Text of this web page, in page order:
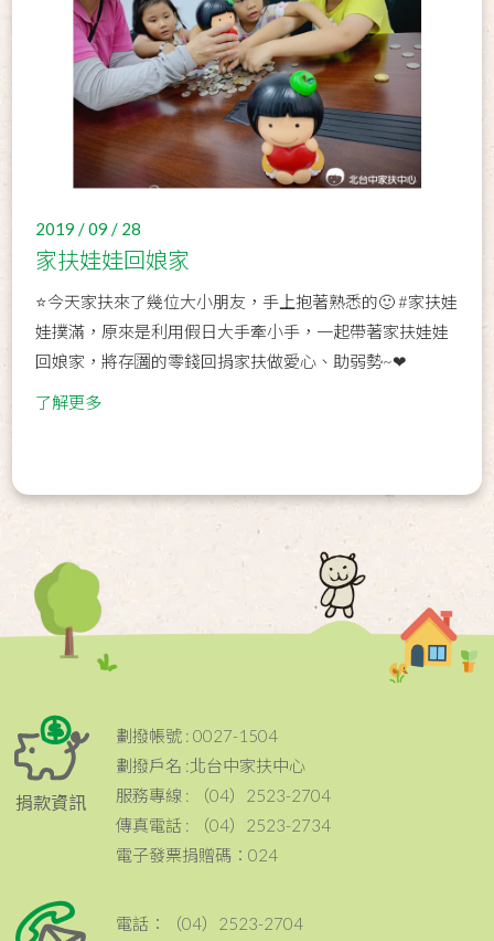
2019 / 09 / 28
家扶娃娃回娘家
⭐今天家扶來了幾位大小朋友，手上抱著熟悉的🙂 #家扶娃
娃撲滿，原來是利用假日大手牽小手，一起帶著家扶娃娃
回娘家，將存🈵的零錢回捐家扶做愛心、助弱勢~❤
了解更多
捐款資訊
劃撥帳號 : 0027-1504
劃撥戶名 :北台中家扶中心
服務專線 : （04）2523-2704
傳真電話 : （04）2523-2734
電子發票捐贈碼：024
電話：（04）2523-2704